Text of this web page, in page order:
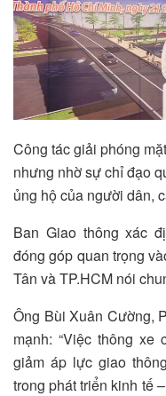
Công tác giải phóng
nhưng nhờ sự chỉ đạo
ủng hộ của người dân,
Ban Giao thông xác
đóng góp quan trọng
Tân và TP.HCM nói
Ông Bùi Xuân Cường,
mạnh: “Việc thông
giảm áp lực giao
trong phát triển kinh tế